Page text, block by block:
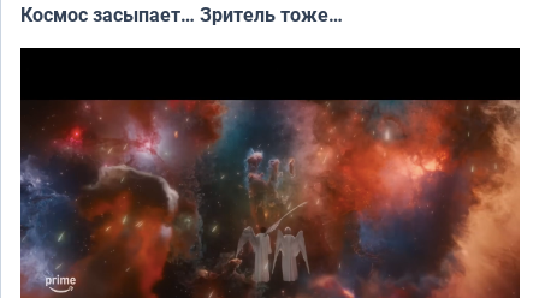
Космос засыпает… Зритель тоже…